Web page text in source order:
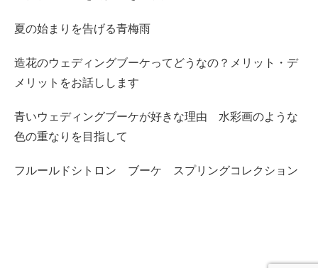
夏の始まりを告げる青梅雨
造花のウェディングブーケってどうなの？メリット・デ
メリットをお話しします
青いウェディングブーケが好きな理由 水彩画のような
色の重なりを目指して
フルールドシトロン ブーケ スプリングコレクション